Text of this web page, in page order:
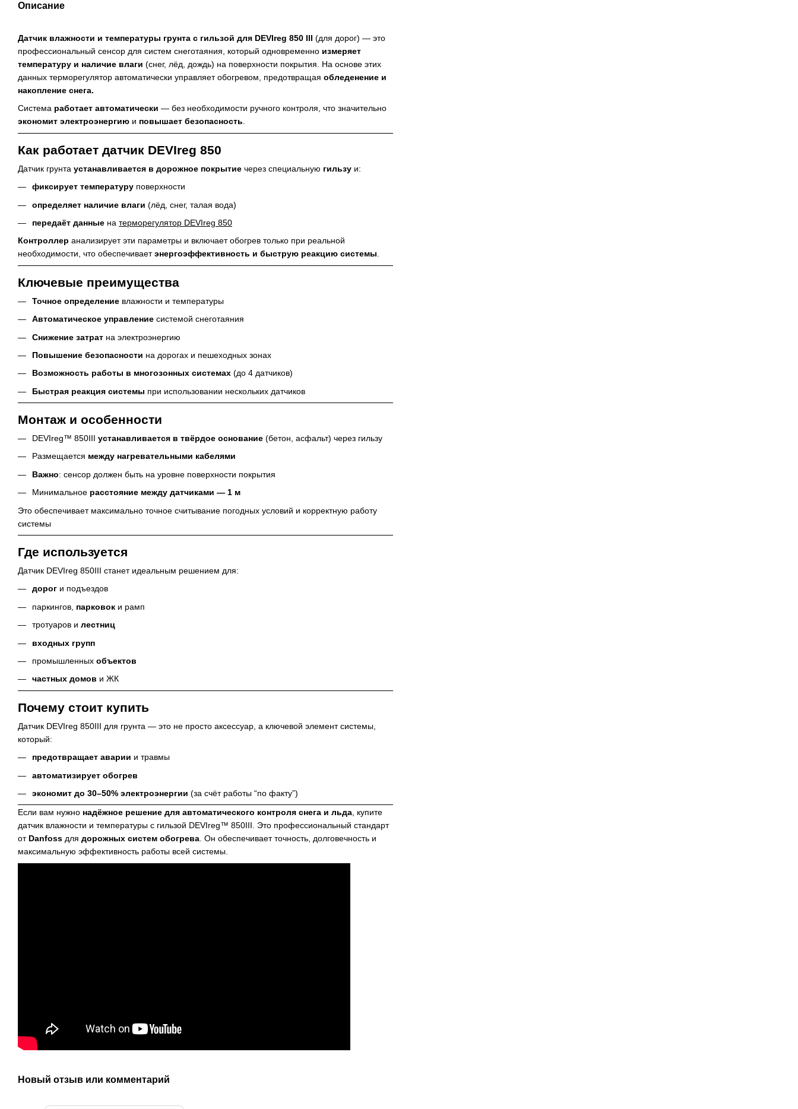
Описание
Датчик влажности и температуры грунта с гильзой для DEVIreg 850 III (для дорог) — это
профессиональный сенсор для систем снеготаяния, который одновременно измеряет
температуру и наличие влаги (снег, лёд, дождь) на поверхности покрытия. На основе этих
данных терморегулятор автоматически управляет обогревом, предотвращая обледенение и
накопление снега.
Система работает автоматически — без необходимости ручного контроля, что значительно
экономит электроэнергию и повышает безопасность.
Как работает датчик DEVIreg 850
Датчик грунта устанавливается в дорожное покрытие через специальную гильзу и:
фиксирует температуру поверхности
определяет наличие влаги (лёд, снег, талая вода)
передаёт данные на терморегулятор DEVIreg 850
Контроллер анализирует эти параметры и включает обогрев только при реальной
необходимости, что обеспечиваетэнергоэффективность и быструю реакцию системы.
Ключевые преимущества
Точное определение влажности и температуры
Автоматическое управление системой снеготаяния
Снижение затрат на электроэнергию
Повышение безопасности на дорогах и пешеходных зонах
Возможность работы в многозонных системах (до 4 датчиков)
Быстрая реакция системы при использовании нескольких датчиков
Монтаж и особенности
DEVIreg™ 850III устанавливается в твёрдое основание (бетон, асфальт) через гильзу
Размещается между нагревательными кабелями
Важно: сенсор должен быть на уровне поверхности покрытия
Минимальное расстояние между датчиками — 1 м
Это обеспечивает максимально точное считывание погодных условий и корректную работу
системы
Где используется
Датчик DEVIreg 850III станет идеальным решением для:
дорог и подъездов
паркингов, парковок и рамп
тротуаров и лестниц
входных групп
промышленных объектов
частных домов и ЖК
Почему стоит купить
Датчик DEVIreg 850III для грунта — это не просто аксессуар, а ключевой элемент системы,
который:
предотвращает аварии и травмы
автоматизирует обогрев
экономит до 30–50% электроэнергии (за счёт работы “по факту”)
Если вам нужно надёжное решение для автоматического контроля снега и льда, купите
датчик влажности и температуры с гильзой DEVIreg™ 850III. Это профессиональный стандарт
отDanfoss для дорожных систем обогрева. Он обеспечивает точность, долговечность и
максимальную эффективность работы всей системы.
Новый отзыв или комментарий